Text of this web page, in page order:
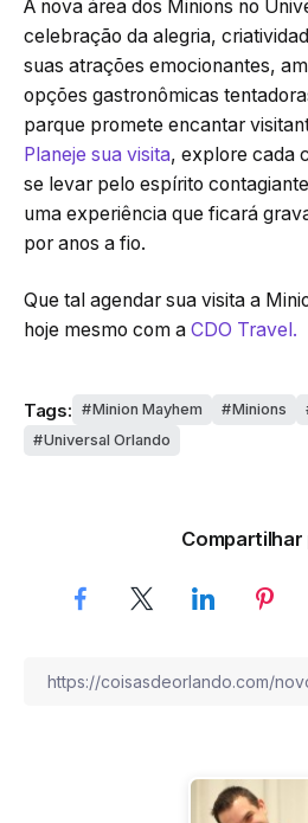
A nova área dos Minions no
celebração da alegria,
suas atrações emocionantes,
opções gastronômicas
parque promete encantar
Planeje sua visita, explore cada
se levar pelo espírito
uma experiência que ficará
por anos a fio.
Que tal agendar sua visita a
hoje mesmo com a CDO Travel.
Tags: Minion Mayhem Minions
Universal Orlando